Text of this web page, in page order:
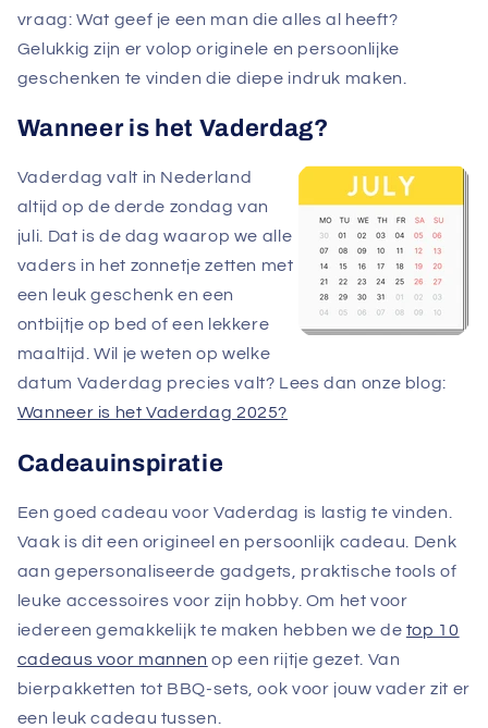
vraag: Wat geef je een man die alles al heeft?
Gelukkig zijn er volop originele en persoonlijke
geschenken te vinden die diepe indruk maken.
Wanneer is het Vaderdag?
Vaderdag valt in Nederland
altijd op de derde zondag van
juli. Dat is de dag waarop we alle
vaders in het zonnetje zetten met
een leuk geschenk en een
ontbijtje op bed of een lekkere
maaltijd. Wil je weten op welke
datum Vaderdag precies valt? Lees dan onze blog:
Wanneer is het Vaderdag 2025?
Cadeauinspiratie
Een goed cadeau voor Vaderdag is lastig te vinden.
Vaak is dit een origineel en persoonlijk cadeau. Denk
aan gepersonaliseerde gadgets, praktische tools of
leuke accessoires voor zijn hobby. Om het voor
iedereen gemakkelijk te maken hebben we de top 10
cadeaus voor mannen op een rijtje gezet. Van
bierpakketten tot BBQ-sets, ook voor jouw vader zit er
een leuk cadeau tussen.